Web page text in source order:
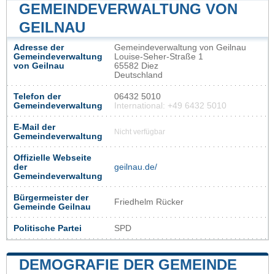
GEMEINDEVERWALTUNG VON
GEILNAU
Adresse der
Gemeindeverwaltung
von Geilnau
Gemeindeverwaltung von Geilnau
Louise-Seher-Straße 1
65582 Diez
Deutschland
Telefon der
Gemeindeverwaltung
06432 5010
International: +49 6432 5010
E-Mail der
Gemeindeverwaltung
Nicht verfügbar
Offizielle Webseite
der
Gemeindeverwaltung
geilnau.de/
Bürgermeister der
Gemeinde Geilnau
Friedhelm Rücker
Politische Partei SPD
DEMOGRAFIE DER GEMEINDE